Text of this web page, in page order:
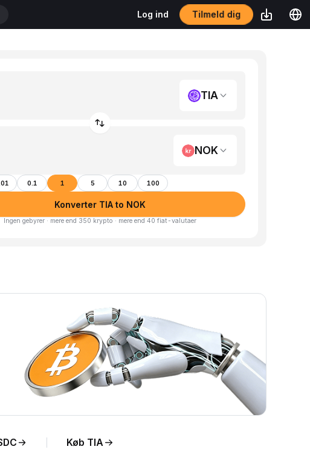
Log ind Tilmeld dig
TIA
NOK
0.1 1 5 10 100
Konverter TIA to NOK
Ingen gebyrer · mere end 350 krypto · mere end 40 fiat-valutaer
Køb TIA